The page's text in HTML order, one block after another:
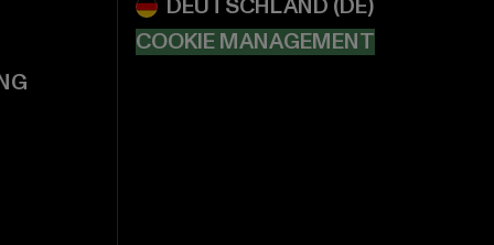
COOKIE MANAGEMENT